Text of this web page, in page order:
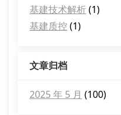
基建技术解析(1)
基建质控 (1)
文章归档
2025 年 5 月 (100)